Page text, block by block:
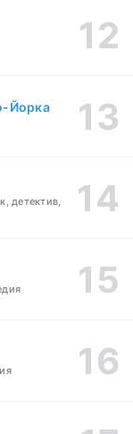
Йорка
детектив,